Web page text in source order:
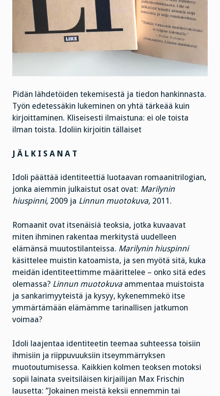
Pidän lähdetöiden tekemisestä ja tiedon hankinnasta.
Työn edetessäkin lukeminen on yhtä tärkeää kuin
kirjoittaminen. Kliseisesti ilmaistuna: ei ole toista
ilman toista. Idoliin kirjoitin tällaiset
J Ä L K I S A N A T
Idoli päättää identiteettiä luotaavan romaanitrilogian,
jonka aiemmin julkaistut osat ovat: Marilynin
hiuspinni, 2009 ja Linnun muotokuva, 2011.
Romaanit ovat itsenäisiä teoksia, jotka kuvaavat
miten ihminen rakentaa merkitystä uudelleen
elämänsä muutostilanteissa. Marilynin hiuspinni
käsittelee muistin katoamista, ja sen myötä sitä, kuka
meidän identiteettimme määrittelee – onko sitä edes
olemassa? Linnun muotokuva ammentaa muistoista
ja sankarimyyteistä ja kysyy, kykenemmekö itse
ymmärtämään elämämme tarinallisen jatkumon
voimaa?
Idoli laajentaa identiteetin teemaa suhteessa toisiin
ihmisiin ja riippuvuuksiin itseymmärryksen
muotoutumisessa. Kaikkien kolmen teoksen motoksi
sopii lainata sveitsiläisen kirjailijan Max Frischin
lausetta: ”Jokainen meistä keksii ennemmin tai